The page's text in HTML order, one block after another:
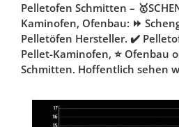
Pelletofen Schmitten –
Kaminofen, Ofenbau: ⏩
Pelletöfen Hersteller. ✔️
Pellet-Kaminofen, ⭐ Ofenbau
Schmitten. Hoffentlich sehen